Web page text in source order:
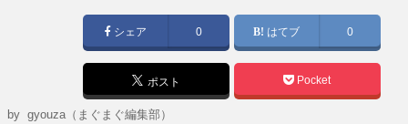
シェア 0 はてブ 0
ポスト Pocket
by gyouza（まぐまぐ編集部）